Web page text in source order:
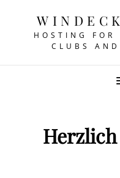
HOSTING
CLUBS